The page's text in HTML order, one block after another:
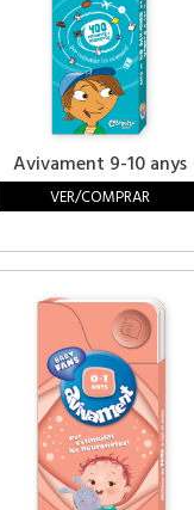
Avivament 9-10 anys
VER/COMPRAR